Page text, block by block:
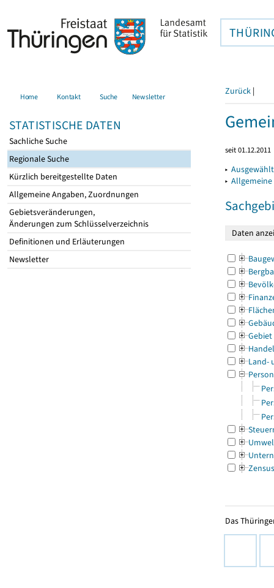
Home Kontakt Suche Newsletter
STATISTISCHE DATEN
Sachliche Suche
Regionale Suche
Kürzlich bereitgestellte Daten
Allgemeine Angaben, Zuordnungen
Gebietsveränderungen,
Änderungen zum Schlüsselverzeichnis
Definitionen und Erläuterungen
Newsletter
Zurück |
seit 01.12.2011
▸
▸
Gebiet
Land-
Zensus
Das